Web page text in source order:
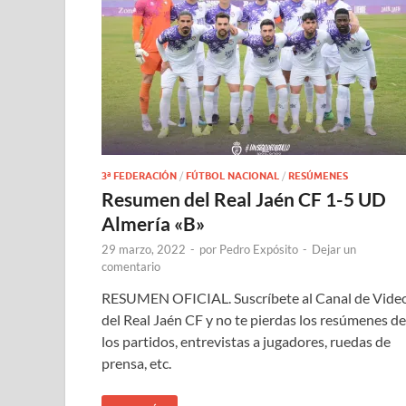
3ª FEDERACIÓN / FÚTBOL NACIONAL / RESÚMENES
Resumen del Real Jaén CF 1-5 UD
Almería «B»
29 marzo, 2022 - por Pedro Expósito - Dejar un
comentario
RESUMEN OFICIAL. Suscríbete al Canal de
del Real Jaén CF y no te pierdas los resúmenes de
los partidos, entrevistas a jugadores, ruedas de
prensa, etc.